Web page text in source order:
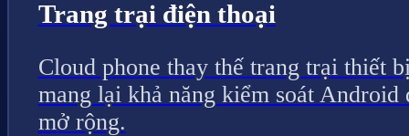
Trang trại điện thoại
Cloud phone thay thế trang trại thiết
mang lại khả năng kiểm soát Android
mở rộng.